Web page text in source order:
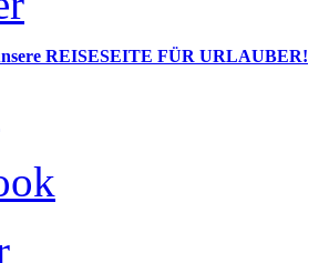
REISESEITE FÜR URLAUBER!